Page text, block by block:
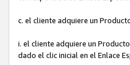
c. el cliente adquiere un
i. el cliente adquiere un
dado el clic inicial en el Enlace